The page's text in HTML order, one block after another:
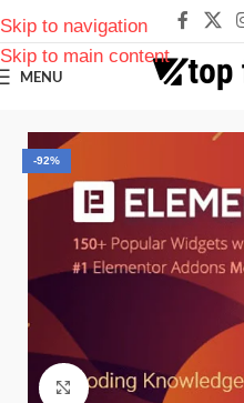
Skip to navigation
Skip to main content
MENU
-92%
Click to enlarge